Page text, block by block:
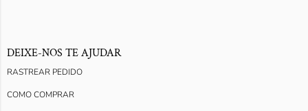
DEIXE-NOS TE AJUDAR
RASTREAR PEDIDO
COMO COMPRAR